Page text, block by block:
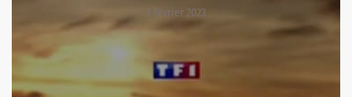
9 février 2023